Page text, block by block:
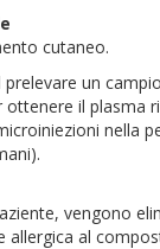
cutaneo.
un
il plasma
nella
vengono
allergica al